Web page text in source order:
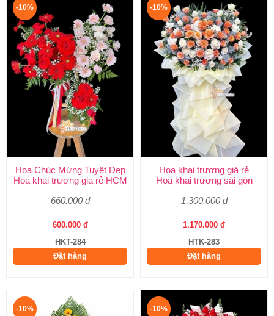
-10%
Hoa Chúc Mừng Tuyệt Đẹp
Hoa khai trương gia rẻ HCM
660.000 đ
600.000 đ
HKT-284
Đặt hàng
-10%
Hoa khai trương giá rẻ
Hoa khai trương sài gòn
1.300.000 đ
1.170.000 đ
HTK-283
Đặt hàng
-10% -10%